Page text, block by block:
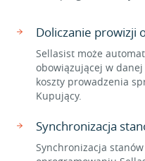
Doliczanie prowizji
Sellasist może
obowiązującej w
koszty prowadzenia
Kupujący.
Synchronizacja
Synchronizacja